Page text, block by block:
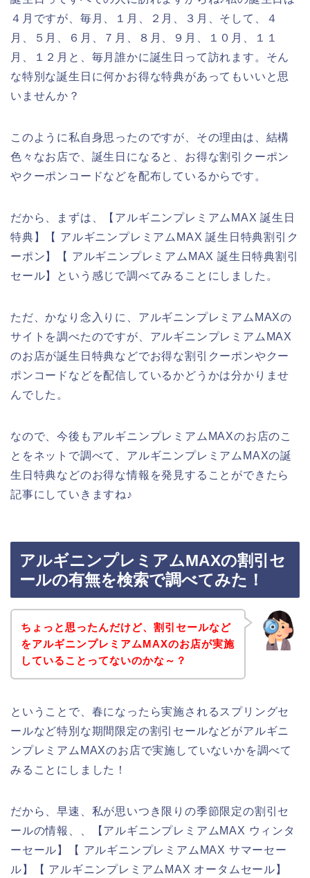
４月ですが、毎月、１月、２月、３月、そして、４
月、５月、６月、７月、８月、９月、１０月、１１
月、１２月と、毎月誰かに誕生日って訪れます。そん
な特別な誕生日に何かお得な特典があってもいいと思
いませんか？
このように私自身思ったのですが、その理由は、結構
色々なお店で、誕生日になると、お得な割引クーポン
やクーポンコードなどを配布しているからです。
だから、まずは、【アルギニンプレミアムMAX 誕生日
特典】【 アルギニンプレミアムMAX 誕生日特典割引ク
ーポン】【 アルギニンプレミアムMAX 誕生日特典割引
セール】という感じで調べてみることにしました。
ただ、かなり念入りに、アルギニンプレミアムMAXの
サイトを調べたのですが、アルギニンプレミアムMAX
のお店が誕生日特典などでお得な割引クーポンやクー
ポンコードなどを配信しているかどうかは分かりませ
んでした。
なので、今後もアルギニンプレミアムMAXのお店のこ
とをネットで調べて、アルギニンプレミアムMAXの誕
生日特典などのお得な情報を発見することができたら
記事にしていきますね♪
アルギニンプレミアムMAXの割引セ
ールの有無を検索で調べてみた！
ちょっと思ったんだけど、割引セールなど
をアルギニンプレミアムMAXのお店が実施
していることってないのかな～？
ということで、春になったら実施されるスプリングセ
ールなど特別な期間限定の割引セールなどがアルギニ
ンプレミアムMAXのお店で実施していないかを調べて
みることにしました！
だから、早速、私が思いつき限りの季節限定の割引セ
ールの情報、、【アルギニンプレミアムMAX ウィンタ
ーセール】【 アルギニンプレミアムMAX サマーセー
ル】【 アルギニンプレミアムMAX オータムセール】